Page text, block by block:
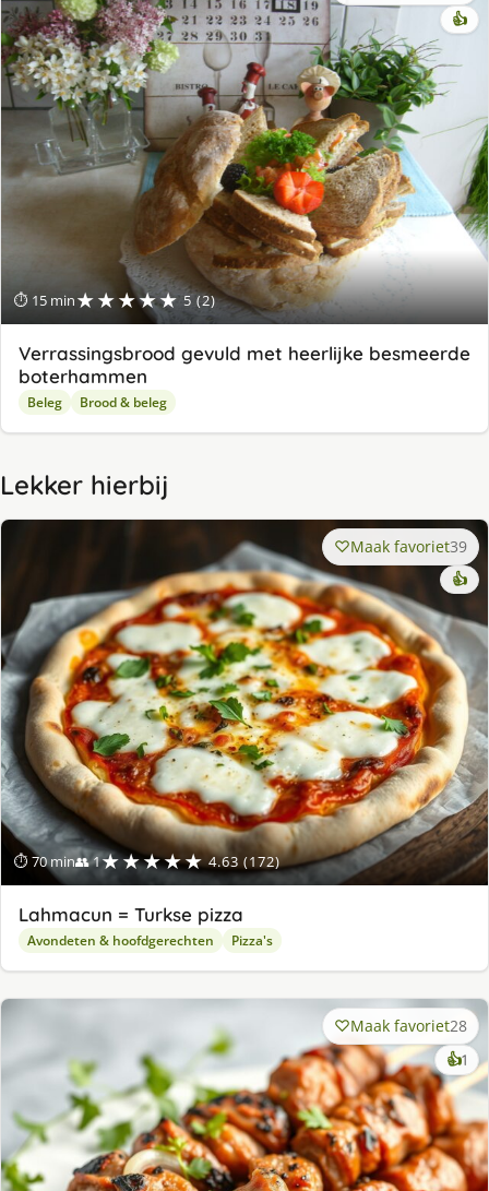
⏱ 15 min★★★★★ 5 (2)
👍
Verrassingsbrood gevuld met heerlijke besmeerde
boterhammen
Beleg Brood & beleg
Lekker hierbij
⏱ 70 min👥 1★★★★★ 4.63 (172)
Maak favoriet39
👍
Lahmacun = Turkse pizza
Avondeten & hoofdgerechten Pizza's
Maak favoriet28
👍1